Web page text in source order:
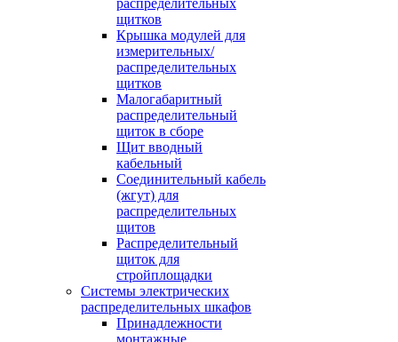
распределительных
щитков
Крышка модулей для
измерительных/
распределительных
щитков
Малогабаритный
распределительный
щиток в сборе
Щит вводный
кабельный
Соединительный кабель
(жгут) для
распределительных
щитов
Распределительный
щиток для
стройплощадки
Системы электрических
распределительных шкафов
Принадлежности
монтажные